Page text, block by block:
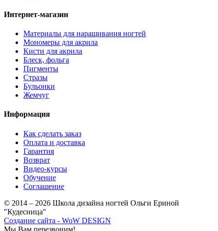
Интернет-магазин
Материалы для наращивания ногтей
Мономеры для акрила
Кисти для акрила
Блеск, фольга
Пигменты
Стразы
Бульонки
Жемчуг
Информация
Как сделать заказ
Оплата и доставка
Гарантия
Возврат
Видео-курсы
Обучение
Соглашение
© 2014 – 2026 Школа дизайна ногтей Ольги Ериной
"Кудесница"
Создание сайта - WoW DESIGN
Мы Вам перезвоним!